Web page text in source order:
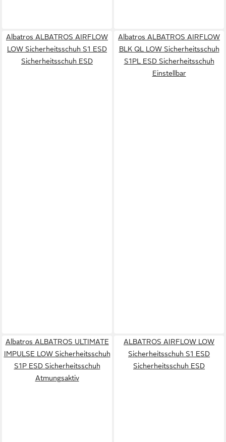
Albatros ALBATROS AIRFLOW
LOW Sicherheitsschuh S1 ESD
Sicherheitsschuh ESD
Albatros ALBATROS AIRFLOW
BLK QL LOW Sicherheitsschuh
S1PL ESD Sicherheitsschuh
Einstellbar
Albatros ALBATROS ULTIMATE
IMPULSE LOW Sicherheitsschuh
S1P ESD Sicherheitsschuh
Atmungsaktiv
ALBATROS AIRFLOW LOW
Sicherheitsschuh S1 ESD
Sicherheitsschuh ESD